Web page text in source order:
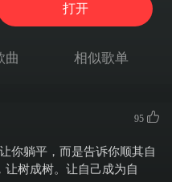
走
烂 坠落
耳熟
的难过
带走
打开
曲 相似歌单
95
你躺平，而是告诉你顺其自
树成树。让自己成为自